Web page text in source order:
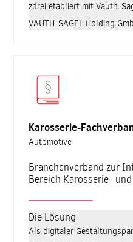
zdrei etabliert mit Vauth-
VAUTH-SAGEL Holding
Karosserie-
Automotive
Branchenverband zur
Bereich Karosserie-
Die Lösung
Als digitaler